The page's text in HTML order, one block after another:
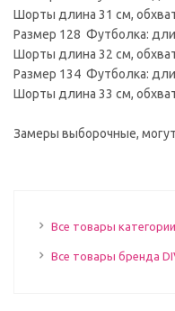
Шорты длина 31 см,
Размер 128 Футболка:
Шорты длина 32 см,
Размер 134 Футболка:
Шорты длина 33 см,
Замеры выборочные,
Все товары категории
Все товары бренда